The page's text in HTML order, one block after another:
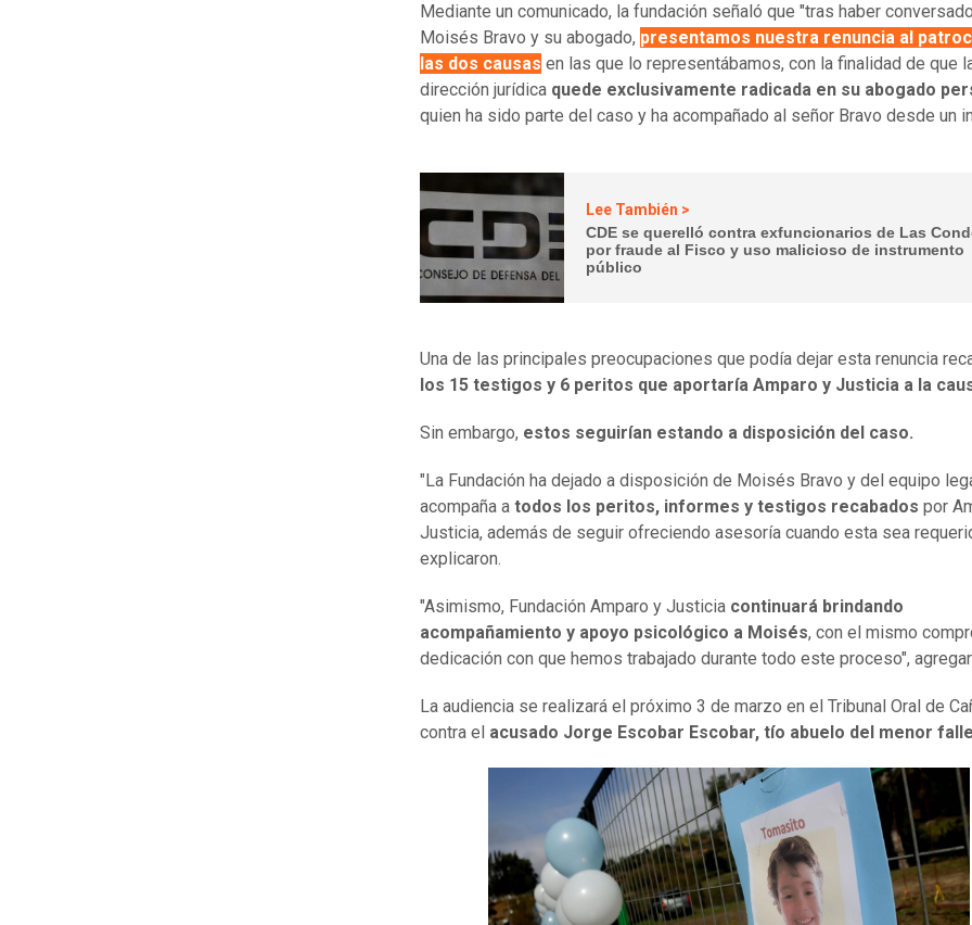
Mediante un comunicado, la fundación señaló que "tras haber
Moisés Bravo y su abogado, presentamos nuestra renuncia al
las dos causas en las que lo representábamos, con la finalidad de que
dirección jurídica quede exclusivamente radicada en su abogado
quien ha sido parte del caso y ha acompañado al señor Bravo desde un
Lee También >
CDE se querelló contra exfuncionarios de Las
por fraude al Fisco y uso malicioso de instrumento
público
Una de las principales preocupaciones que podía dejar esta renuncia
los 15 testigos y 6 peritos que aportaría Amparo y Justicia a la
Sin embargo, estos seguirían estando a disposición del caso.
"La Fundación ha dejado a disposición de Moisés Bravo y del equipo
acompaña a todos los peritos, informes y testigos recabados por
Justicia, además de seguir ofreciendo asesoría cuando esta sea
explicaron.
"Asimismo, Fundación Amparo y Justicia continuará brindando
acompañamiento y apoyo psicológico a Moisés, con el mismo
dedicación con que hemos trabajado durante todo este proceso",
La audiencia se realizará el próximo 3 de marzo en el Tribunal Oral de
contra el acusado Jorge Escobar Escobar, tío abuelo del menor